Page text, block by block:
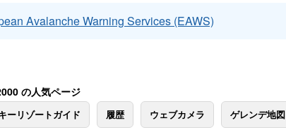
Avalanche Warning Services (EAWS)
の人気ページ
ーリゾートガイド 履歴 ウェブカメラ ゲレンデ地図